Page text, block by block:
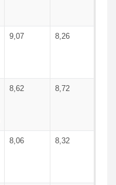
9,07 8,26
8,62 8,72
8,06 8,32